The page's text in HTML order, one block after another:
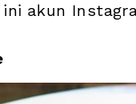
akun